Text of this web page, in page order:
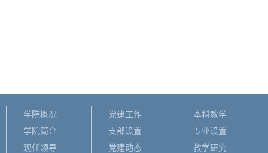
学院概况 党建工作
本科教学
学院简介
支部设置
专业设置
现任领导
党建动态
教学研究